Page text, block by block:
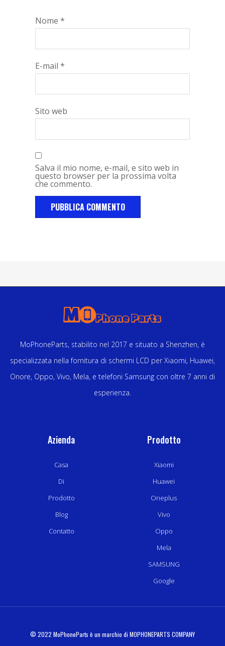
Nome *
E-mail *
Sito web
Salva il mio nome, e-mail, e sito web in
questo browser per la prossima volta
che commento.
MoPhoneParts, stabilito nel 2017 e situato a Shenzhen, è
specializzata nella fornitura di schermi LCD per Xiaomi, Huawei,
Onore, Oppo, Vivo, Mela, e telefoni Samsung con oltre 7 anni di
esperienza.
Azienda
Casa
Di
Prodotto
Blog
Contatto
Prodotto
Xiaomi
Huawei
Oneplus
Vivo
Oppo
Mela
SAMSUNG
Google
© 2022 MoPhoneParts è un marchio di MOPHONEPARTS COMPANY